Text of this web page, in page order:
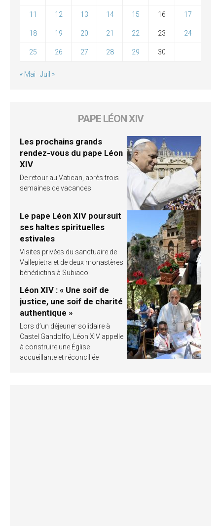
11 12 13 14 15 16 17
18 19 20 21 22 23 24
25 26 27 28 29 30
« Mai Juil »
PAPE LÉON XIV
Les prochains grands
rendez-vous du pape Léon
XIV
De retour au Vatican, après trois
semaines de vacances
Le pape Léon XIV poursuit
ses haltes spirituelles
estivales
Visites privées du sanctuaire de
Vallepietra et de deux monastères
bénédictins à Subiaco
Léon XIV : « Une soif de
justice, une soif de charité
authentique »
Lors d’un déjeuner solidaire à
Castel Gandolfo, Léon XIV appelle
à construire une Église
accueillante et réconciliée